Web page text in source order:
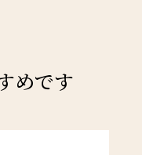
めです